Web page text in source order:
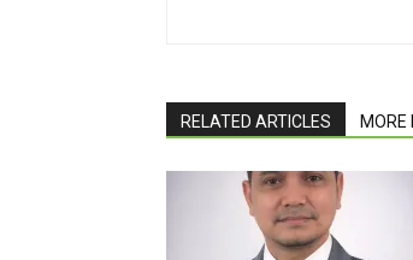
RELATED ARTICLES MORE